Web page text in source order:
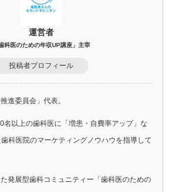
運営者
歯科医のための年収UP講座」主宰
投稿者プロフィール
進委員会」代表。
名以上の歯科医に「増患・自費率アップ」な
科医院のマーケティングノウハウを指導して
発展型歯科コミュニティー「歯科医のための